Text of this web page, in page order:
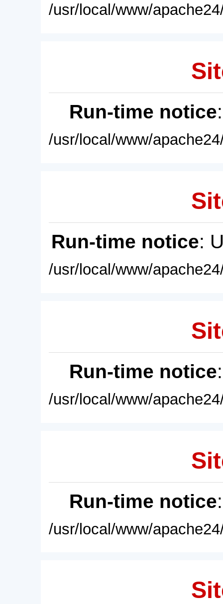
/usr/local/www/
Run-time notice
/usr/local/www/
Run-time notice:
/usr/local/www/
Run-time notice
/usr/local/www/
Run-time notice
/usr/local/www/